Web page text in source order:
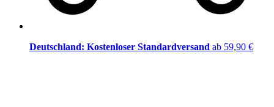
Deutschland: Kostenloser Standardversand ab 59,90 €